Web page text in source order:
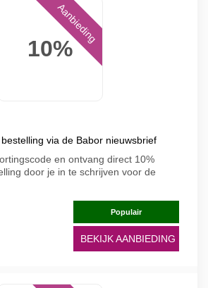
10%
Aanbieding
via de Babor nieuwsbrief
en ontvang direct 10%
door je in te schrijven voor de
Populair
BEKIJK AANBIEDING